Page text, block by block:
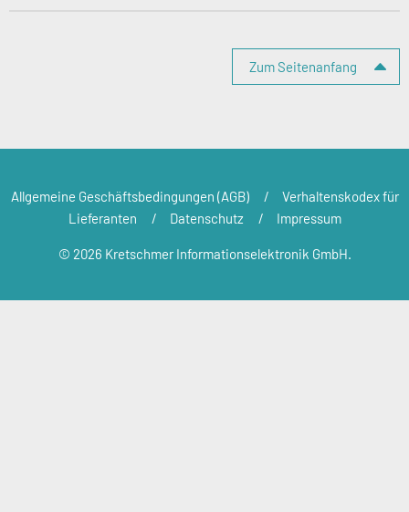
Zum Seitenanfang
Allgemeine Geschäftsbedingungen (AGB)
Verhaltenskodex für
Lieferanten
Datenschutz Impressum
© 2026 Kretschmer Informationselektronik GmbH.